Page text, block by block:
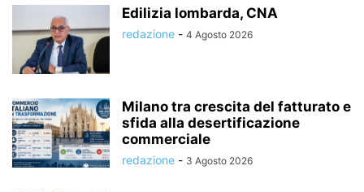
Edilizia lombarda, CNA
redazione - 4 Agosto 2026
Milano tra crescita del fatturato e
sfida alla desertificazione
commerciale
redazione - 3 Agosto 2026